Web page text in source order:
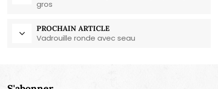
gros
PROCHAIN ARTICLE
Vadrouille ronde avec seau